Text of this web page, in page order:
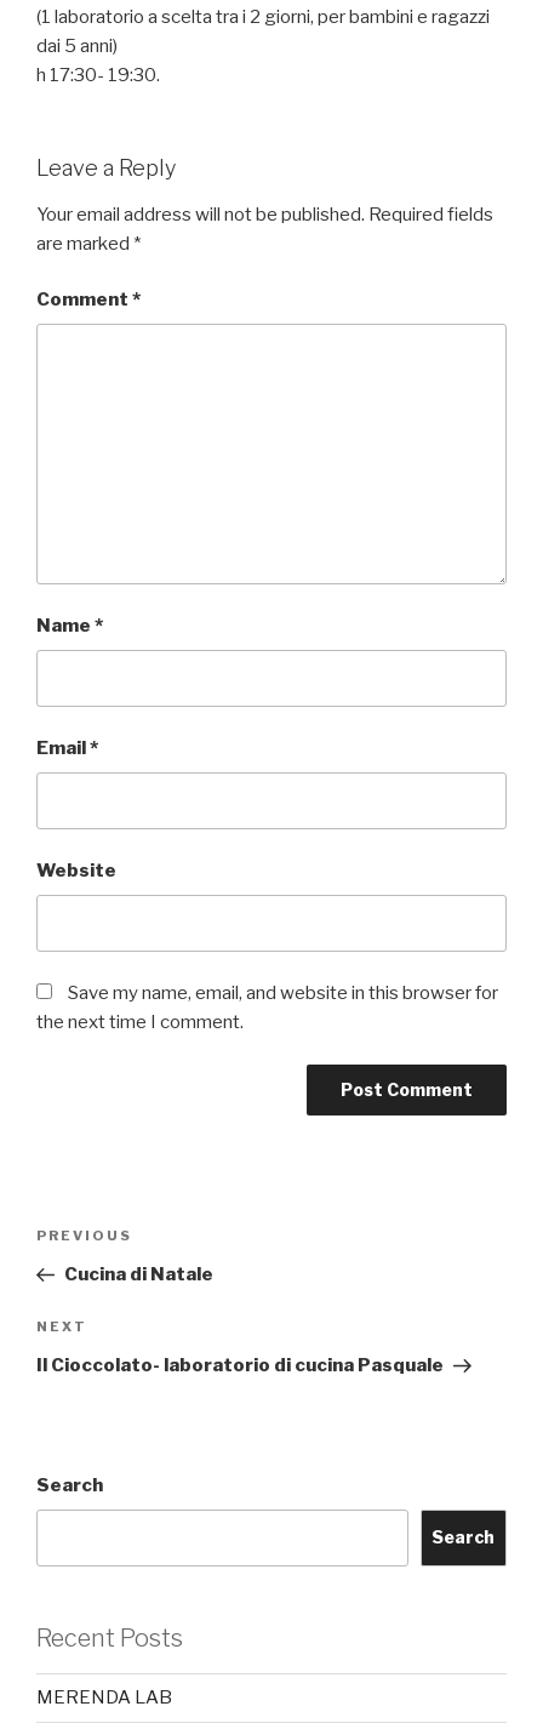
(1 laboratorio a scelta tra i 2 giorni, per bambini e ragazzi
dai 5 anni)
h 17:30- 19:30.
Leave a Reply
Your email address will not be published. Required fields
are marked *
Comment *
Name *
Email *
Website
Save my name, email, and website in this browser for
the next time I comment.
Previous
Post
PREVIOUS
Cucina di Natale
Next
Post
NEXT
Il Cioccolato- laboratorio di cucina Pasquale
Search
Search
Recent Posts
MERENDA LAB